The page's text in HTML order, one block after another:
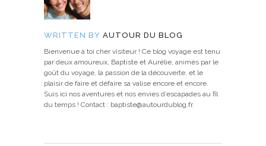
WRITTEN BY AUTOUR DU BLOG
Bienvenue à toi cher visiteur ! Ce blog voyage est tenu
par deux amoureux, Baptiste et Aurélie, animés par le
goût du voyage, la passion de la découverte, et le
plaisir de faire et défaire sa valise encore et encore.
Suis ici nos aventures et nos envies d’escapades au fil
du temps ! Contact : baptiste@autourdublog.fr.